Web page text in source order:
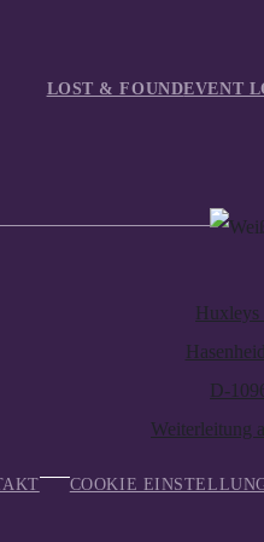
LOST & FOUNDEVENT
Huxleys
D-
Weiterleitung
COOKIE